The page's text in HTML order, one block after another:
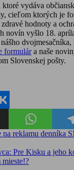
vydáva
cieľom ktorých je
hodnoty a
novín vyšlo 18.
dvojmesačníka,
formulára naše
Slovenskej pošty.
reklamu denníka
Pre Kisku a jeho